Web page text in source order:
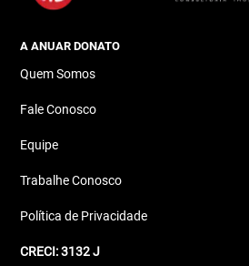
A ANUAR DONATO
Quem Somos
Fale Conosco
Equipe
Trabalhe Conosco
Política de Privacidade
CRECI: 3132 J